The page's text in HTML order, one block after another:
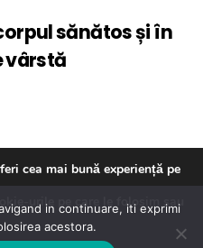
sănătos și în
vârstă
To
Top
si conditii
Contact
2026
cea mai bună experiență pe
urile pe care le folosim sau
in continuare, iti exprimi
acestora.